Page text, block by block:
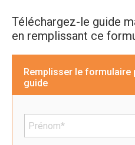
Téléchargez-le guide
en remplissant ce
Remplisser le formulaire
guide